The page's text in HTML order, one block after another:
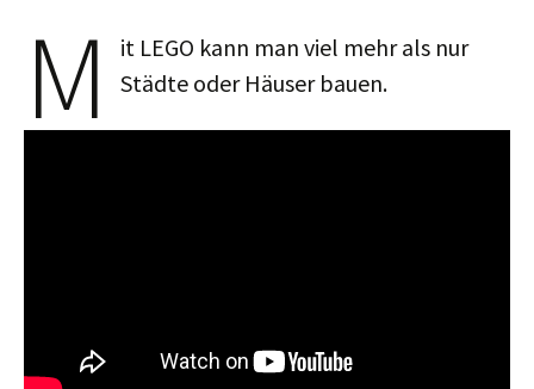
M
it LEGO kann man viel mehr als nur
Städte oder Häuser bauen.